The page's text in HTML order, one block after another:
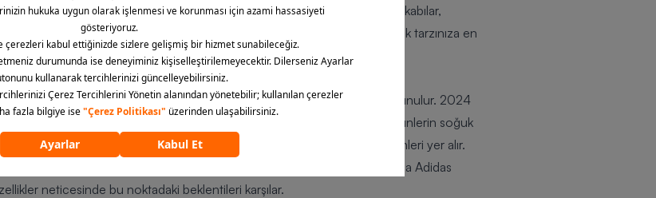
olur. Kalın, sağlam ve koruyucu yapıdaki birbirinden şık spor ayakkabılar,
sizlere sunulur. Sizler de renk, desen, beden, model seçimi yaparak tarzınıza en
yana kullanacak olan kişiler için birbirinden özel ve kaliteli modeller sunulur. 2024
bir arada sunan modellerle şekillenir. Bu doğrultuda tercih edilen ürünlerin soğuk
önemlidir. Kış ve sonbahar sneaker modelleri arasında Nike Dunk ürünleri yer alır.
hem konfor hem de estetik beklentilerine yanıt verir. Aynı zamanda Adidas
neticesinde bu noktadaki beklentileri karşılar.